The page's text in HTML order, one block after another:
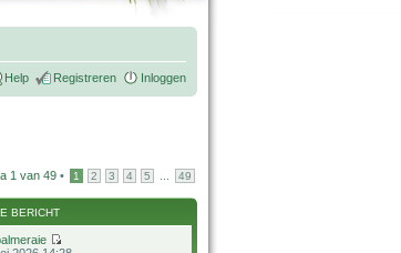
Help Registreren Inloggen
1 van 49 • 1 2 3 4 5 49
BERICHT